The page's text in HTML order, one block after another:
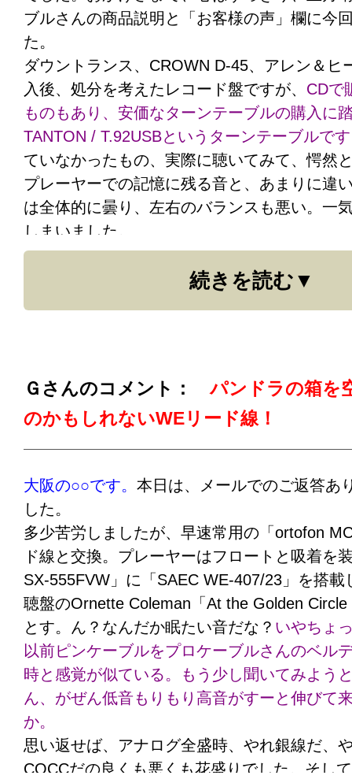
です。小生のようなオーディオファンという
ってはお金をソフトに回せるので有難い話で
万円、あるいは１０００万円以上の大金を装
れな人達のことは他人事ではないので、オー
では罪つくりな趣味だなと思わされます。プ
会って本当に良かったと思います。
○○○○
ブルさんの商品説明と「お客様の声」欄に今
た。
ダウントランス、CROWN D-45、アレン＆ヒ
入後、処分を考えたレコード盤ですが、 CDで
ものもあり、安価なターンテーブルの購入に
TANTON / T.92USBというターンテーブルで
ていなかったもの、実際に聴いてみて、愕然
プレーヤーでの記憶に残る音と、あまりに違
は全体的に曇り、左右のバランスも悪い。一
しまいました。
翌日、プロケーブルファンの同僚にその話を
を変えたら？」とアドバイスされました。
体が駄目になる ということを今回は痛感させ
ーブルさんの確かな情報は、音楽を聴くこと
追記
リード線と一緒に購入させていただいたLAN
す。通信速度をテストしてみたところ、以前
0Mbpsほどスピードがアップしていました。
ず、通信でもケーブルの重要性を再認識した
プロケーブル注：） リード線はともかく（そ
ら）、ＬＡＮケーブルによる速度の20Mbps
大きいため、捨て置けない問題です。ＬＡＮ
違うのであれば、ＬＡＮ回線のスピードアッ
ーブルを交換すべきところです。
続きを読む
Ｇさんのコメント：パンドラの箱を
のかもしれないWEリード線！
大阪の○○です。 本日は、メールでのご返答あ
した。
多少苦労しましたが、早速常用の「ortofon
ド線と交換。プレーヤーはフロートと吸着を
SX-555FVW」に「SAEC WE-407/23」を搭載
聴盤のOrnette Coleman「At the Golden
とす。ん？なんだか眠たい音だな？ いやちょ
以前ピンケーブルをプロケーブルさんのベル
時と感覚が似ている。もう少し聞いてみよう
ん、がぜん低音もりもり高音がすーと伸びて
か。
思い返せば、アナログ全盛時、やれ銀線だ、
COCCだの良くも悪くも花盛りでした。そし